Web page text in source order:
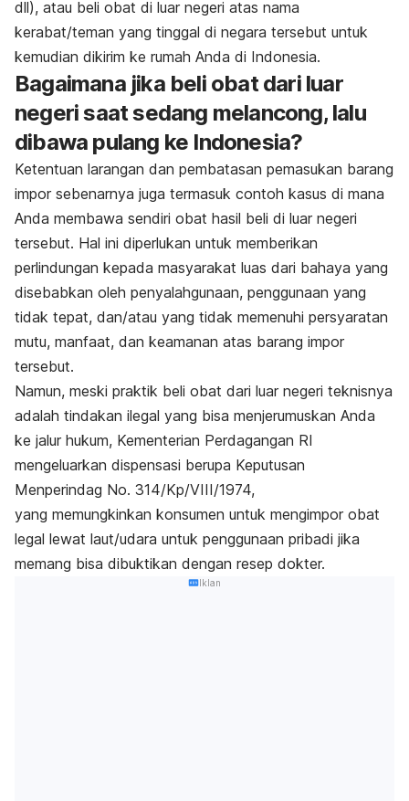
dll), atau beli obat di luar negeri atas nama
kerabat/teman yang tinggal di negara tersebut untuk
kemudian dikirim ke rumah Anda di Indonesia.
Bagaimana jika beli obat dari luar
negeri saat sedang melancong, lalu
dibawa pulang ke Indonesia?
Ketentuan larangan dan pembatasan pemasukan barang
impor sebenarnya juga termasuk contoh kasus di mana
Anda membawa sendiri obat hasil beli di luar negeri
tersebut. Hal ini diperlukan untuk memberikan
perlindungan kepada masyarakat luas dari bahaya yang
disebabkan oleh penyalahgunaan, penggunaan yang
tidak tepat, dan/atau yang tidak memenuhi persyaratan
mutu, manfaat, dan keamanan atas barang impor
tersebut.
Namun, meski praktik beli obat dari luar negeri teknisnya
adalah tindakan ilegal yang bisa menjerumuskan Anda
ke jalur hukum, Kementerian Perdagangan RI
mengeluarkan dispensasi berupa Keputusan
Menperindag No. 314/Kp/VIII/1974,
yang memungkinkan konsumen untuk mengimpor obat
legal lewat laut/udara untuk penggunaan pribadi jika
memang bisa dibuktikan dengan resep dokter.
Iklan